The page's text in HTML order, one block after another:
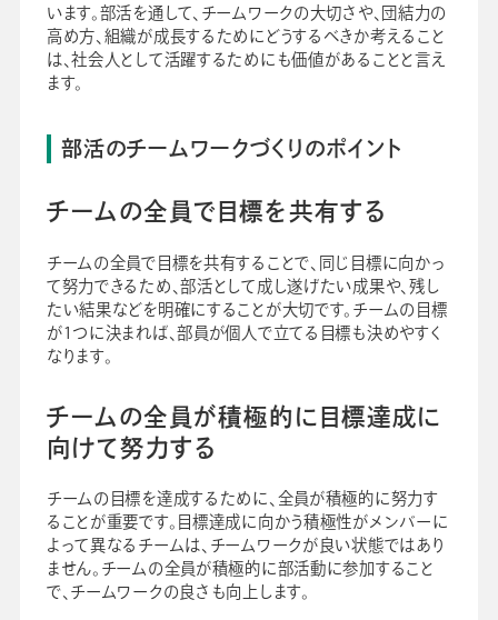
います。部活を通して、チームワークの大切さや、団結力の
高め方、組織が成長するためにどうするべきか考えること
は、社会人として活躍するためにも価値があることと言え
ます。
部活のチームワークづくりのポイント
チームの全員で目標を共有する
チームの全員で目標を共有することで、同じ目標に向かっ
て努力できるため、部活として成し遂げたい成果や、残し
たい結果などを明確にすることが大切です。チームの目標
が1つに決まれば、部員が個人で立てる目標も決めやすく
なります。
チームの全員が積極的に目標達成に
向けて努力する
チームの目標を達成するために、全員が積極的に努力す
ることが重要です。目標達成に向かう積極性がメンバーに
よって異なるチームは、チームワークが良い状態ではあり
ません。チームの全員が積極的に部活動に参加すること
で、チームワークの良さも向上します。